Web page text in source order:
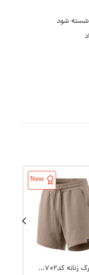
شود
New
شلوارک زنانه کدW09410-702